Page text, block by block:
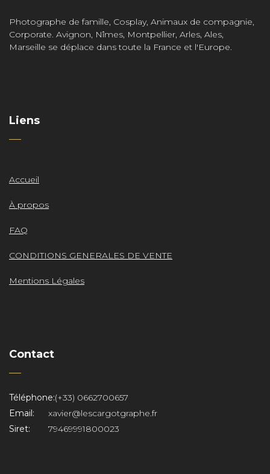
Photographe de famille, Cosplay, Animaux de compagnie,
Corporate. Avignon, Nîmes, Montpellier, Arles, Ales,
Marseille se déplace dans toute la France et l'Europe.
Liens
Accueil
À propos
FAQ
CONDITIONS GENERALES DE VENTE
Mentions Légales
Contact
Téléphone:(+33) 0662700657
Email:
xavier@lescargotgraphe.fr
Siret:
79469991800023